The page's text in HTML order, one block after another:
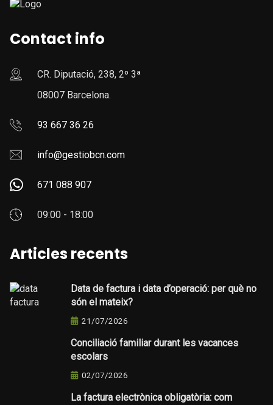
Contact info
CR. Diputació, 238, 2º 3ª
08007 Barcelona.
93 667 36 26
info@gestiobcn.com
671 088 907
09:00 - 18:00
Articles recents
Data de factura i data d’operació: per què no
són el mateix?
21/07/2026
Conciliació familiar durant les vacances
escolars
02/07/2026
La factura electrònica obligatòria: com